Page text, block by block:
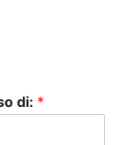
di: *